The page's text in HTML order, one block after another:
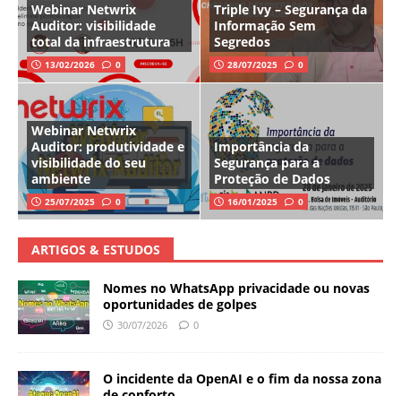
Webinar Netwrix
Auditor: visibilidade
total da infraestrutura
13/02/2026 0
Triple Ivy – Segurança da
Informação Sem
Segredos
28/07/2025 0
Webinar Netwrix
Auditor: produtividade e
visibilidade do seu
ambiente
25/07/2025 0
Importância da
Segurança para a
Proteção de Dados
16/01/2025 0
ARTIGOS & ESTUDOS
Nomes no WhatsApp privacidade ou novas
oportunidades de golpes
30/07/2026 0
O incidente da OpenAI e o fim da nossa zona